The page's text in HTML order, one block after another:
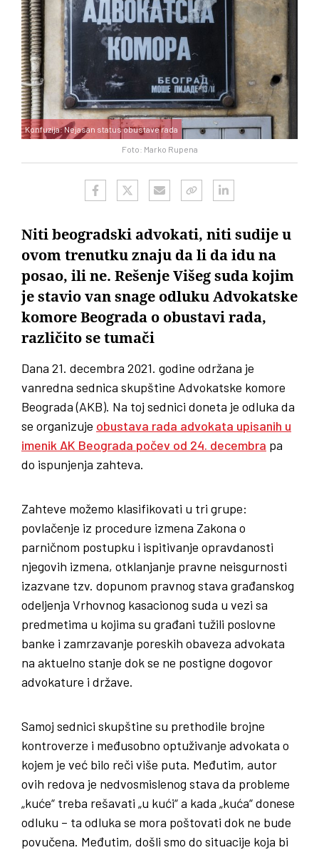
Foto: Marko Rupena
Konfuzija: Nejasan status obustave rada
Niti beogradski advokati, niti sudije u
ovom trenutku znaju da li da idu na
posao, ili ne. Rešenje Višeg suda kojim
je stavio van snage odluku Advokatske
komore Beograda o obustavi rada,
različito se tumači
Dana 21. decembra 2021. godine održana je
vanredna sednica skupštine Advokatske komore
Beograda (AKB). Na toj sednici doneta je odluka da
se organizuje obustava rada advokata upisanih u
imenik AK Beograda počev od 24. decembra pa
do ispunjenja zahteva.
Zahteve možemo klasifikovati u tri grupe:
povlačenje iz procedure izmena Zakona o
parničnom postupku i ispitivanje opravdanosti
njegovih izmena, otklanjanje pravne neisgurnosti
izazvane tzv. dopunom pravnog stava građanskog
odeljenja Vrhovnog kasacionog suda u vezi sa
predmetima u kojima su građani tužili poslovne
banke i zamrzavanje poreskih obaveza advokata
na aktuelno stanje dok se ne postigne dogovor
advokature i države.
Samoj sednici skupštine su prethodile brojne
kontroverze i međusobno optuživanje advokata o
kojem je već bilo reči više puta. Međutim, autor
ovih redova je nedvosmislenog stava da probleme
„kuće“ treba rešavati „u kući“ a kada „kuća“ donese
odluku – ta odluka se mora poštovati dok ne bude
povučena. Međutim, došli smo do situacije koja bi